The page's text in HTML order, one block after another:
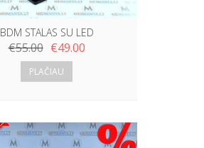
BDM STALAS SU LED
€55.00 €49.00
PLAČIAU